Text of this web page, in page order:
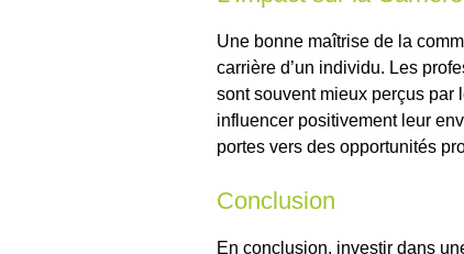
Une bonne maîtrise de la
carrière d’un individu. Les
sont souvent mieux perçus par
influencer positivement leur
portes vers des opportunités
Conclusion
En conclusion, investir dans